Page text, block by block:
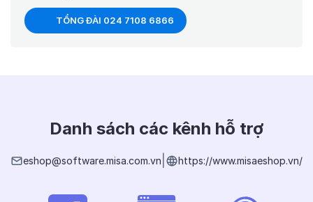
TỔNG ĐÀI 024 7108 6866
Danh sách các kênh hỗ trợ
eshop@software.misa.com.vn https://www.misaeshop.vn/